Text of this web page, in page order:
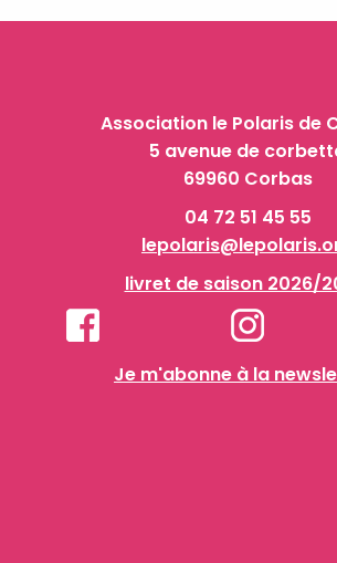
Association le Polaris de
5 avenue de
69960 Corbas
04 72 51 45 55
livret de saison 2026/
Je m'abonne à la